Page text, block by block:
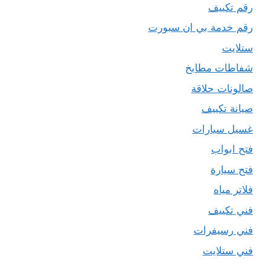
رقم تكييف
رقم خدمة بي ان سبورت
ستلايت
شفاطات مطابخ
صالونات حلاقة
صيانة تكييف
غسيل سيارات
فتح ابواب
فتح سيارة
فلاتر مياه
فني تكييف
فني رسيفرات
فني ستلايت